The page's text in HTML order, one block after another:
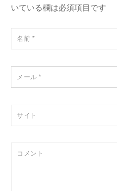
いている欄は必須項目です
名前 *
メール*
サイト
コメント